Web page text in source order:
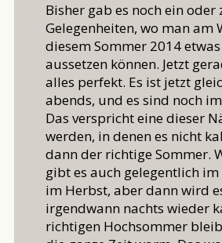
Bisher gab es noch ein oder
Gelegenheiten, wo man am
diesem Sommer 2014
aussetzen können. Jetzt
alles perfekt. Es ist jetzt
abends, und es sind noch
Das verspricht eine dieser
werden, in denen es nicht
dann der richtige Sommer.
gibt es auch gelegentlich
im Herbst, aber dann wird
irgendwann nachts wieder
richtigen Hochsommer